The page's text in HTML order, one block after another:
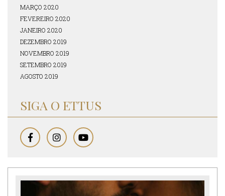
MARÇO 2020
FEVEREIRO 2020
JANEIRO 2020
DEZEMBRO 2019
NOVEMBRO 2019
SETEMBRO 2019
AGOSTO 2019
SIGA O ETTUS